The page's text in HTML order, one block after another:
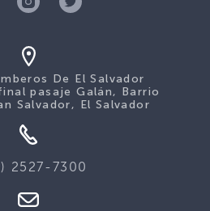
De El Salvador
pasaje Galán, Barrio
Salvador, El Salvador
2527-7300